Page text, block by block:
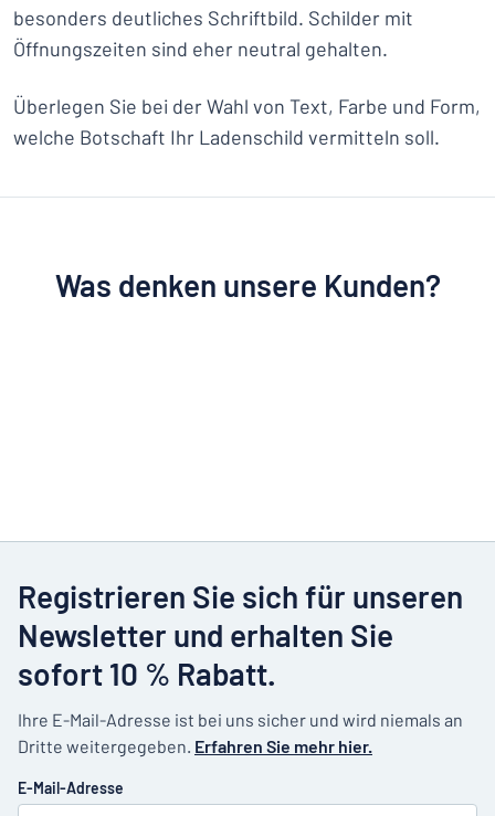
besonders deutliches Schriftbild. Schilder mit
Öffnungszeiten sind eher neutral gehalten.
Überlegen Sie bei der Wahl von Text, Farbe und Form,
welche Botschaft Ihr Ladenschild vermitteln soll.
Was denken unsere Kunden?
Registrieren Sie sich für unseren
Newsletter und erhalten Sie
sofort 10 % Rabatt.
Ihre E-Mail-Adresse ist bei uns sicher und wird niemals an
Dritte weitergegeben. Erfahren Sie mehr hier.
E-Mail-Adresse